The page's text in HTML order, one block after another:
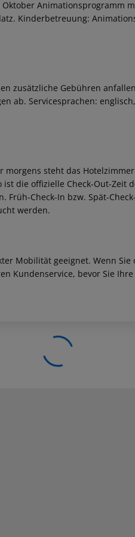
Animationsprogramm
Kinderbetreuung:
zusätzliche Gebühren
ab. Servicesprachen:
steht das
die offizielle Check-Out-Zeit
Früh-Check-In bzw. Spät-
werden.
Mobilität geeignet. Wenn
Kundenservice, bevor Sie